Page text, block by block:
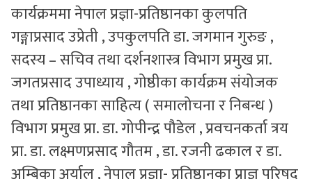
कार्यक्रममा नेपाल प्रज्ञा-प्रतिष्ठानका कुलपति
गङ्गाप्रसाद उप्रेती , उपकुलपति डा. जगमान गुरुङ ,
सदस्य – सचिव तथा दर्शनशास्त्र विभाग प्रमुख प्रा.
जगतप्रसाद उपाध्याय , गोष्ठीका कार्यक्रम संयोजक
तथा प्रतिष्ठानका साहित्य ( समालोचना र निबन्ध )
विभाग प्रमुख प्रा. डा. गोपीन्द्र पौडेल , प्रवचनकर्ता त्रय
प्रा. डा. लक्ष्मणप्रसाद गौतम , डा. रजनी ढकाल र डा.